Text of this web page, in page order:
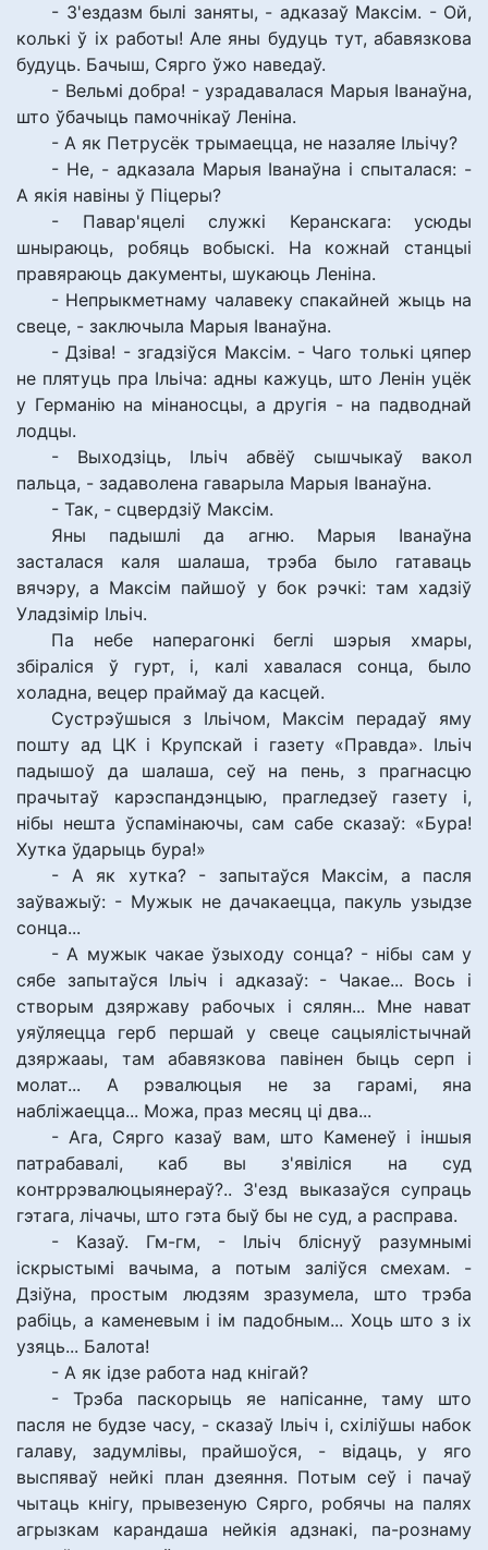
- З'ездазм былі заняты, - адказаў Максім. - Ой,
колькі ў іх работы! Але яны будуць тут, абавязкова
будуць. Бачыш, Сярго ўжо наведаў.
- Вельмі добра! - узрадавалася Марыя Іванаўна,
што ўбачыць памочнікаў Леніна.
- А як Петрусёк трымаецца, не назаляе Ільічу?
- Не, - адказала Марыя Іванаўна і спыталася: -
А якія навіны ў Піцеры?
- Павар'яцелі служкі Керанскага: усюды
шныраюць, робяць вобыскі. На кожнай станцыі
правяраюць дакументы, шукаюць Леніна.
- Непрыкметнаму чалавеку спакайней жыць на
свеце, - заключыла Марыя Іванаўна.
- Дзіва! - згадзіўся Максім. - Чаго толькі цяпер
не плятуць пра Ільіча: адны кажуць, што Ленін уцёк
у Германію на мінаносцы, а другія - на падводнай
лодцы.
- Выходзіць, Ільіч абвёў сышчыкаў вакол
пальца, - задаволена гаварыла Марыя Іванаўна.
- Так, - сцвердзіў Максім.
Яны падышлі да агню. Марыя Іванаўна
засталася каля шалаша, трэба было гатаваць
вячэру, а Максім пайшоў у бок рэчкі: там хадзіў
Уладзімір Ільіч.
Па небе наперагонкі беглі шэрыя хмары,
збіраліся ў гурт, і, калі хавалася сонца, было
холадна, вецер праймаў да касцей.
Сустрэўшыся з Ільічом, Максім перадаў яму
пошту ад ЦК і Крупскай і газету «Правда». Ільіч
падышоў да шалаша, сеў на пень, з прагнасцю
прачытаў карэспандэнцыю, прагледзеў газету і,
нібы нешта ўспамінаючы, сам сабе сказаў: «Бура!
Хутка ўдарыць бура!»
- А як хутка? - запытаўся Максім, а пасля
заўважыў: - Мужык не дачакаецца, пакуль узыдзе
сонца...
- А мужык чакае ўзыходу сонца? - нібы сам у
сябе запытаўся Ільіч і адказаў: - Чакае... Вось і
створым дзяржаву рабочых і сялян... Мне нават
уяўляецца герб першай у свеце сацыялістычнай
дзяржааы, там абавязкова павінен быць серп і
молат... А рэвалюцыя не за гарамі, яна
набліжаецца... Можа, праз месяц ці два...
- Ага, Сярго казаў вам, што Каменеў і іншыя
патрабавалі, каб вы з'явіліся на суд
контррэвалюцыянераў?.. З'езд выказаўся супраць
гэтага, лічачы, што гэта быў бы не суд, а расправа.
- Казаў. Гм-гм, - Ільіч бліснуў разумнымі
іскрыстымі вачыма, а потым заліўся смехам. -
Дзіўна, простым людзям зразумела, што трэба
рабіць, а каменевым і ім падобным... Хоць што з іх
узяць... Балота!
- А як ідзе работа над кнігай?
- Трэба паскорыць яе напісанне, таму што
пасля не будзе часу, - сказаў Ільіч і, схіліўшы набок
галаву, задумлівы, прайшоўся, - відаць, у яго
выспяваў нейкі план дзеяння. Потым сеў і пачаў
чытаць кнігу, прывезеную Сярго, робячы на палях
агрызкам карандаша нейкія адзнакі, па-рознаму